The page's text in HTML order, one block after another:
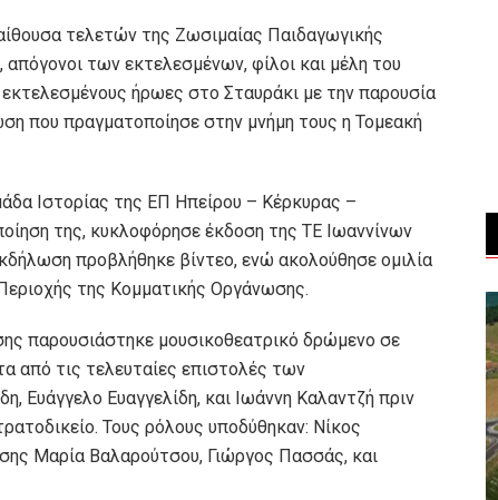
τελετών της Ζωσιμαίας Παιδαγωγικής
των εκτελεσμένων, φίλοι και μέλη του
ήρωες στο Σταυράκι με την παρουσία
που πραγματοποίησε στην μνήμη τους η Τομεακή
Ιστορίας της ΕΠ Ηπείρου – Κέρκυρας –
της, κυκλοφόρησε έκδοση της ΤΕ Ιωαννίνων
προβλήθηκε βίντεο, ενώ ακολούθησε ομιλία
της Κομματικής Οργάνωσης.
παρουσιάστηκε μουσικοθεατρικό δρώμενο σε
από τις τελευταίες επιστολές των
Ευάγγελο Ευαγγελίδη, και Ιωάννη Καλαντζή πριν
Τους ρόλους υποδύθηκαν: Νίκος
Μαρία Βαλαρούτσου, Γιώργος Πασσάς, και